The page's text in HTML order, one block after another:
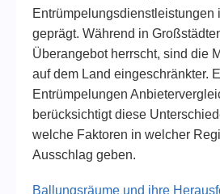
Entrümpelungsdienstleistungen
geprägt. Während in
Überangebot herrscht, sind die
auf dem Land eingeschränkter.
Entrümpelungen
berücksichtigt diese
welche Faktoren in welcher
Ausschlag geben.
Ballungsräume und ihre